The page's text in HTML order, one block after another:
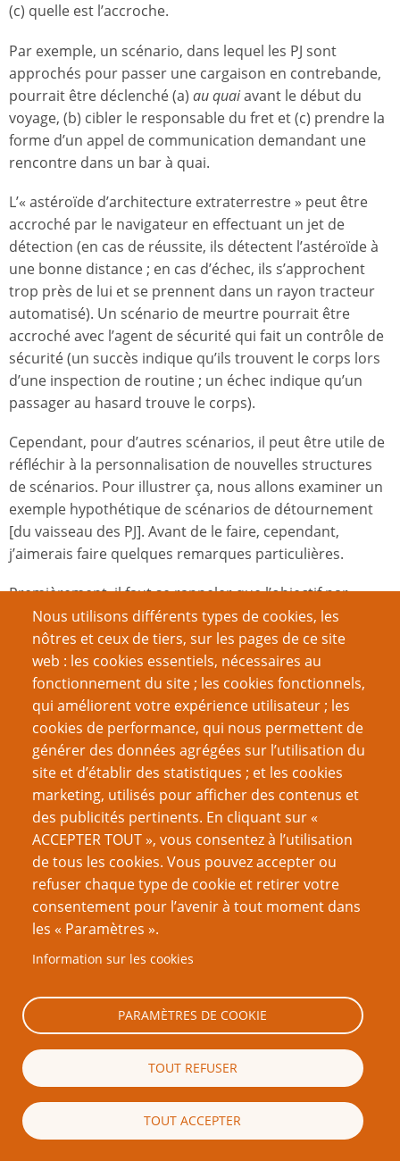
(c) quelle est l’accroche.
Par exemple, un scénario, dans lequel les PJ sont
approchés pour passer une cargaison en contrebande,
pourrait être déclenché (a) au quaiavant le début du
voyage, (b) cibler le responsable du fret et (c) prendre la
forme d’un appel de communication demandant une
rencontre dans un bar à quai.
L’« astéroïde d’architecture extraterrestre » peut être
accroché par le navigateur en effectuant un jet de
détection (en cas de réussite, ils détectent l’astéroïde à
une bonne distance ; en cas d’échec, ils s’approchent
trop près de lui et se prennent dans un rayon tracteur
automatisé). Un scénario de meurtre pourrait être
accroché avec l’agent de sécurité qui fait un contrôle de
sécurité (un succès indique qu’ils trouvent le corps lors
d’une inspection de routine ; un échec indique qu’un
passager au hasard trouve le corps).
Cependant, pour d’autres scénarios, il peut être utile de
réfléchir à la personnalisation de nouvelles structures
de scénarios. Pour illustrer ça, nous allons examiner un
exemple hypothétique de scénarios de détournement
[du vaisseau des PJ]. Avant de le faire, cependant,
j’aimerais faire quelques remarques particulières.
Premièrement, il faut se rappeler que l’objectif par
défaut de la macrostructure de la campagne est de
réussir à opérer un vaisseau afin de maximiser les
profits. Ce qui signifie que les scénarios et les accroches
qui menacent les profits des PJ, ou leur offrent des
opportunités d’en faire davantage, auront le plus de
succès.
Deuxièmement, je tiens à souligner que toute cette
section de l’essai est entièrement hypothétique : si ces
éléments étaient soumis à une vraie procédure de test,
je ne doute pas que nous découvririons que certains
d’entre eux ne fonctionnent pas en pratique et que
d’autres pourraient être grandement améliorés. C’est
juste une partie du processus.
Structure du scénario :
Détournement
Ce que nous examinons ici, c’est un scénario où des
passagers, des passagers clandestins ou des membres
de l’équipage tentent de prendre le contrôle du
Si le vaisseau est de taille relativement petite, nous
Nous utilisons différents types de cookies, les
nôtres et ceux de tiers, sur les pages de ce site
web : les cookies essentiels, nécessaires au
fonctionnement du site ; les cookies fonctionnels,
qui améliorent votre expérience utilisateur ; les
cookies de performance, qui nous permettent de
générer des données agrégées sur l’utilisation du
site et d’établir des statistiques ; et les cookies
marketing, utilisés pour afficher des contenus et
des publicités pertinents. En cliquant sur «
ACCEPTER TOUT », vous consentez à l’utilisation
de tous les cookies. Vous pouvez accepter ou
refuser chaque type de cookie et retirer votre
consentement pour l’avenir à tout moment dans
les « Paramètres ».
Information sur les cookies
PARAMÈTRES DE COOKIE
TOUT REFUSER
TOUT ACCEPTER